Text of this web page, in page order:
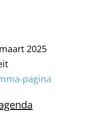
2025
pagina